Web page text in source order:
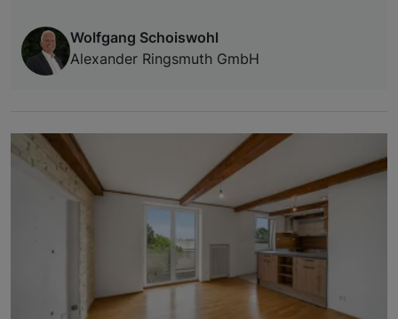
Wolfgang Schoiswohl
Alexander Ringsmuth GmbH